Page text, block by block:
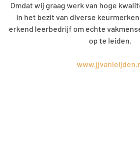
Omdat wij graag werk van hoge
in het bezit van diverse
erkend leerbedrijf om echte
op te leiden.